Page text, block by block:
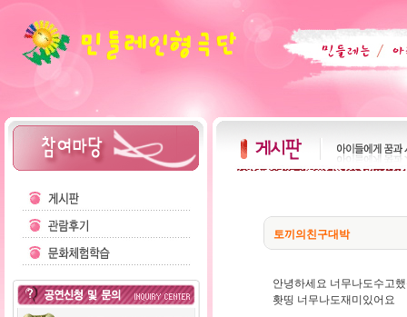
토끼의친구대박
안녕하세요 너무나도수고
홧띵 너무나도재미있어요